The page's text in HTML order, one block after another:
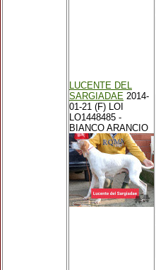
LUCENTE DEL
SARGIADAE 2014-
01-21 (F) LOI
LO1448485 -
BIANCO ARANCIO